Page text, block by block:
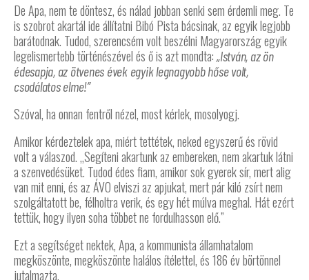
De Apa, nem te döntesz, és nálad jobban senki sem érdemli meg. Te
is szobrot akartál ide állítatni Bibó Pista bácsinak, az egyik legjobb
barátodnak. Tudod, szerencsém volt beszélni Magyarország egyik
legelismertebb történészével és ő is azt mondta: „István, az ön
édesapja, az ötvenes évek egyik legnagyobb hőse volt,
csodálatos elme!”
Szóval, ha onnan fentről nézel, most kérlek, mosolyogj.
Amikor kérdeztelek apa, miért tettétek, neked egyszerű és rövid
volt a válaszod. „Segíteni akartunk az embereken, nem akartuk látni
a szenvedésüket. Tudod édes fiam, amikor sok gyerek sír, mert alig
van mit enni, és az ÁVO elviszi az apjukat, mert pár kiló zsírt nem
szolgáltatott be, félholtra verik, és egy hét múlva meghal. Hát ezért
tettük, hogy ilyen soha többet ne fordulhasson elő.”
Ezt a segítséget nektek, Apa, a kommunista államhatalom
megköszönte, megköszönte halálos ítélettel, és 186 év börtönnel
jutalmazta.